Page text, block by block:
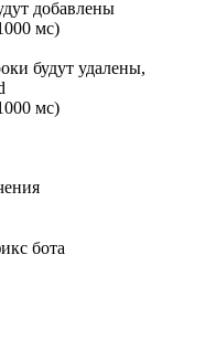
добавлены
мс)
будут удалены,
мс)
бота